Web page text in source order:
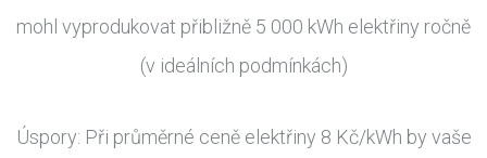
mohl vyprodukovat přibližně 5 000 kWh elektřiny ročně
(v ideálních podmínkách)
Úspory: Při průměrné ceně elektřiny 8 Kč/kWh by vaše